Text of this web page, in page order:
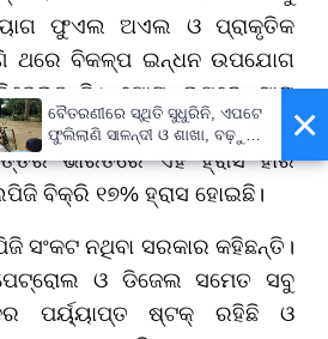
ଫୁଏଲ ଅଏଲ ଓ ପ୍ରାକୃତିକ
ଥରେ ବିକଳ୍ପ ଇନ୍ଧନ ଉପଯୋଗ
ମୋଟ ଉପରେ ସାରା
ଏଲପିଜି ବିକ୍ରି ୧୩% ହ୍ରାସ
ଭାରତରେ ଏହି ହ୍ରାସ ହାର
ବିକ୍ରି ୧୭% ହ୍ରାସ ହୋଇଛି।
ସଂକଟ ନଥିବା ସରକାର କହିଛନ୍ତି।
ଓ ଡିଜେଲ ସମେତ ସବୁ
ପର୍ୟ୍ୟାପ୍ତ ଷ୍ଟକ୍ ରହିଛି ଓ
×
ବୈତରଣୀରେ ସ୍ଥିତି ସୁଧୁରିନି, ଏପଟେ
ଫୁଲିଲାଣି ସାଳନ୍ଦୀ ଓ ଶାଖା, ବଢ଼ୁଛି
ବନ୍ୟା ଭୟ